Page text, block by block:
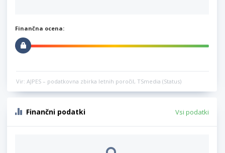
Finančna ocena:
Vir: AJPES – podatkovna zbirka letnih poročil, TSmedia (Status)
Finančni podatki Vsi podatki